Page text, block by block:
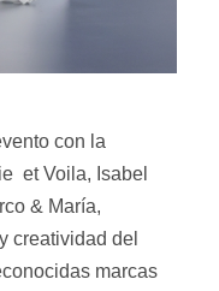
con la
et Voila, Isabel
& María,
creatividad del
marcas